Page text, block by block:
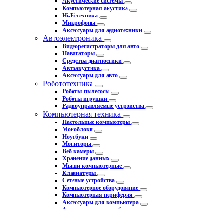
Компьютерная акустика
Hi-Fi техника
Микрофоны
Аксессуары для аудиотехники
Автоэлектроника
Видеорегистраторы для авто
Навигаторы
Средства диагностики
Автоакустика
Аксессуары для авто
Робототехника
Роботы-пылесосы
Роботы игрушки
Радиоуправляемые устройства
Компьютерная техника
Настольные компьютеры
Моноблоки
Ноутбуки
Мониторы
Веб-камеры
Хранение данных
Мыши компьютерные
Клавиатуры
Сетевые устройства
Компьютерное оборудование
Компьютерная периферия
Аксессуары для компьютера